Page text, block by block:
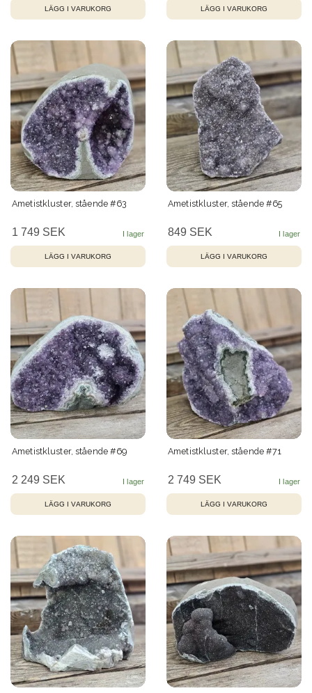
Ametistkluster, stående #63
1 749 SEK
Ametistkluster, stående #65
849 SEK
Ametistkluster, stående #69
2 249 SEK
Ametistkluster, stående #71
2 749 SEK